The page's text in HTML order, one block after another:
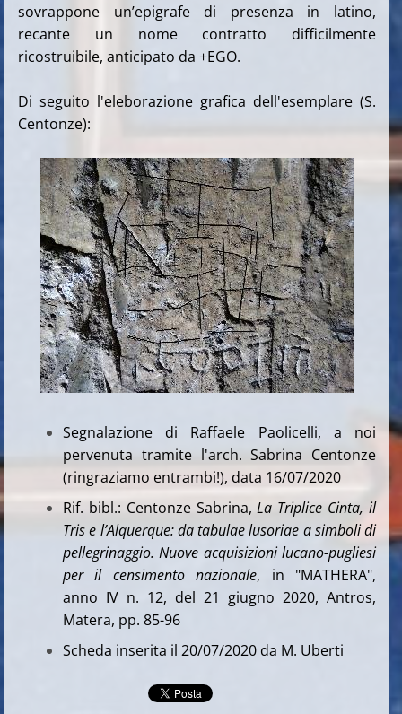
sovrappone un’epigrafe di presenza in latino,
recante un nome contratto difficilmente
ricostruibile, anticipato da +EGO.
Di seguito l'eleborazione grafica dell'esemplare (S.
Centonze):
Segnalazione di Raffaele Paolicelli, a noi
pervenuta tramite l'arch. Sabrina Centonze
(ringraziamo entrambi!), data 16/07/2020
Rif. bibl.: Centonze Sabrina,La Triplice Cinta, il
Tris e l’Alquerque: da tabulae lusoriae a simboli di
pellegrinaggio. Nuove acquisizioni lucano-pugliesi
per il censimento nazionale, in "MATHERA",
anno IV n. 12, del 21 giugno 2020, Antros,
Matera, pp. 85-96
Scheda inserita il 20/07/2020 da M. Uberti